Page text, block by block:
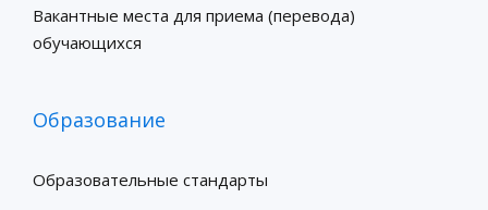
Вакантные места для приема (перевода)
обучающихся
Образование
Образовательные стандарты